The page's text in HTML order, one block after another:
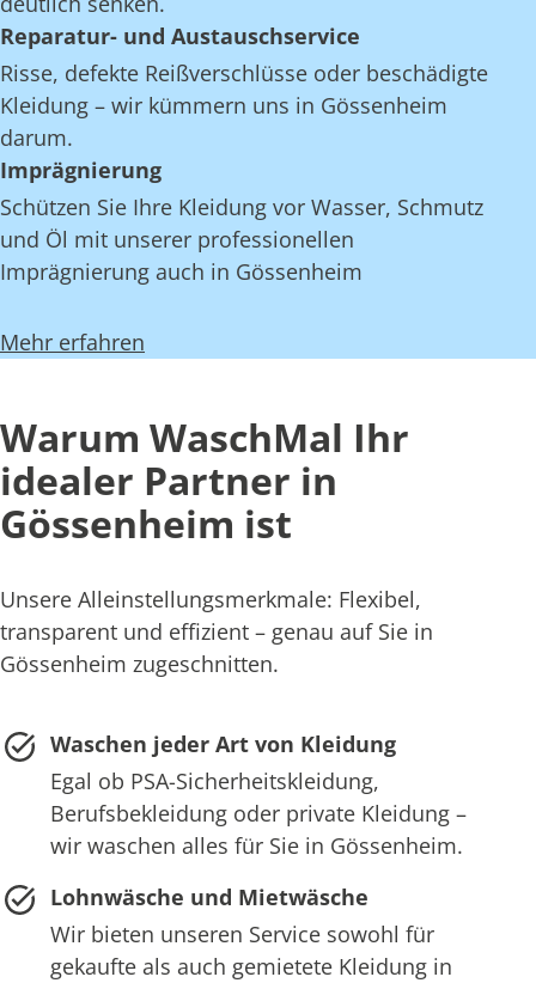
Reparatur- und Austauschservice
Risse, defekte Reißverschlüsse oder beschädigte
Kleidung – wir kümmern uns in Gössenheim
darum.
Imprägnierung
Schützen Sie Ihre Kleidung vor Wasser, Schmutz
und Öl mit unserer professionellen
Imprägnierung auch in Gössenheim
Mehr erfahren
Warum WaschMal Ihr
idealer Partner in
Gössenheim ist
Unsere Alleinstellungsmerkmale: Flexibel,
transparent und effizient – genau auf Sie in
Gössenheim zugeschnitten.
Waschen jeder Art von Kleidung
Egal ob PSA-Sicherheitskleidung,
Berufsbekleidung oder private Kleidung –
wir waschen alles für Sie in Gössenheim.
Lohnwäsche und Mietwäsche
Wir bieten unseren Service sowohl für
gekaufte als auch gemietete Kleidung in